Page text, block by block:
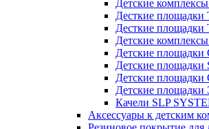
Детские
Десткие
Десткие площадки
Детские
Детские площадки
Детские площадки
Детские площадки
Детские площадки
Качели SLP
Аксессуары к детским